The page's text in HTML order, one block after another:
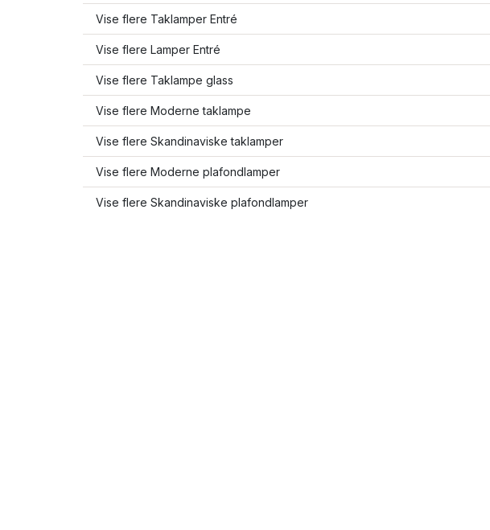
Vise flere Taklamper Entré
Vise flere Lamper Entré
Vise flere Taklampe glass
Vise flere Moderne taklampe
Vise flere Skandinaviske taklamper
Vise flere Moderne plafondlamper
Vise flere Skandinaviske plafondlamper